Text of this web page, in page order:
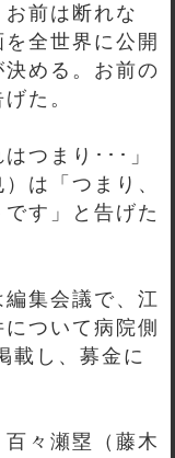
前は断れな
全世界に公開
める。お前の
た。
つまり･･･」
は「つまり、
す」と告げた
集会議で、江
ついて病院側
載し、募金に
々瀬塁（藤木